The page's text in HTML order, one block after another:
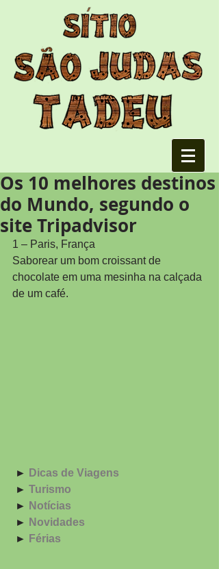
Os 10 melhores destinos
do Mundo, segundo o
site Tripadvisor
1 – Paris, França
Saborear um bom croissant de
chocolate em uma mesinha na calçada
de um café.
► Dicas de Viagens
► Turismo
► Notícias
► Novidades
► Férias